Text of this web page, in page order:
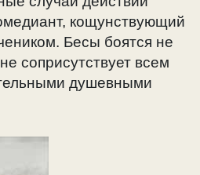
кощунствующий
Бесы боятся не
соприсутствует всем
душевными